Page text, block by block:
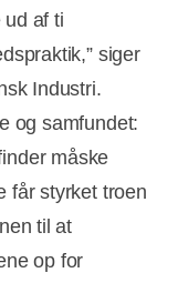
af ti
siger
Industri.
og samfundet:
måske
får styrket troen
til at
op for